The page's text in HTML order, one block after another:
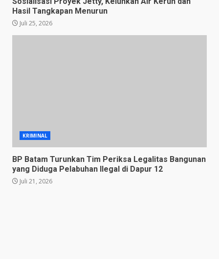
Hasil Tangkapan Menurun
Juli 25, 2026
KRIMINAL
BP Batam Turunkan Tim Periksa Legalitas Bangunan
yang Diduga Pelabuhan Ilegal di Dapur 12
Juli 21, 2026